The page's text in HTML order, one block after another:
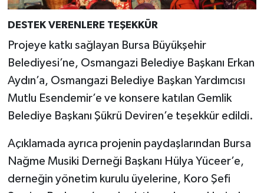
DESTEK VERENLERE TEŞEKKÜR
Projeye katkı sağlayan Bursa Büyükşehir
Belediyesi’ne, Osmangazi Belediye Başkanı Erkan
Aydın’a, Osmangazi Belediye Başkan Yardımcısı
Mutlu Esendemir’e ve konsere katılan Gemlik
Belediye Başkanı Şükrü Deviren’e teşekkür edildi.
Açıklamada ayrıca projenin paydaşlarından Bursa
Nağme Musiki Derneği Başkanı Hülya Yüceer’e,
derneğin yönetim kurulu üyelerine, Koro Şefi